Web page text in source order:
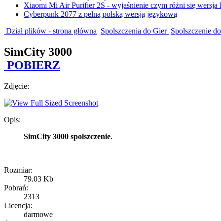
Xiaomi Mi Air Purifier 2S - wyjaśnienie czym różni się wersja
Cyberpunk 2077 z pełną polską wersją językową
Dział plików - strona główna Spolszczenia do Gier Spolszczenie
SimCity 3000
POBIERZ
Zdjęcie:
Opis:
SimCity 3000 spolszczenie.
Rozmiar:
79.03 Kb
Pobrań:
2313
Licencja:
darmowe